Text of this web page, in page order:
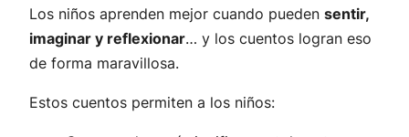
Los niños aprenden mejor cuando pueden sentir,
imaginar y reflexionar… y los cuentos logran eso
de forma maravillosa.
Estos cuentos permiten a los niños: